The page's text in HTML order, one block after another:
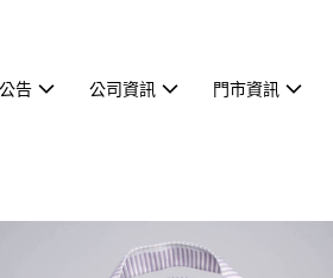
告 公司資訊 門市資訊